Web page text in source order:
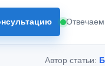
Автор статьи: